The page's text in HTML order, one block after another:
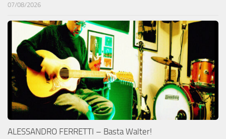
07/08/2026
ALESSANDRO FERRETTI – Basta Walter!